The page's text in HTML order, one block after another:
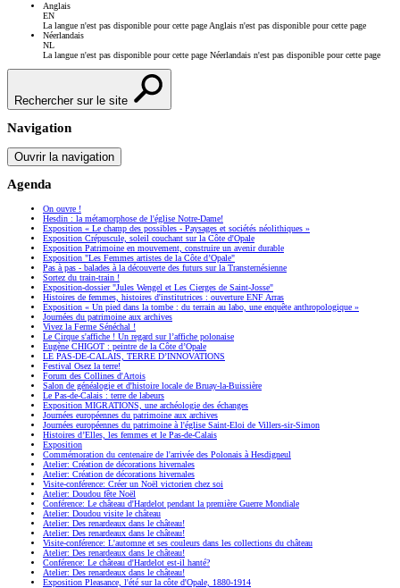
Anglais
EN
La langue n'est pas disponible pour cette page Anglais n'est pas disponible pour cette page
Néerlandais
NL
La langue n'est pas disponible pour cette page Néerlandais n'est pas disponible pour cette page
Rechercher sur le site
Navigation
Ouvrir la navigation
Agenda
On ouvre !
Hesdin : la métamorphose de l'église Notre-Dame!
Exposition « Le champ des possibles - Paysages et sociétés néolithiques »
Exposition Crépuscule, soleil couchant sur la Côte d'Opale
Exposition Patrimoine en mouvement, construire un avenir durable
Exposition "Les Femmes artistes de la Côte d’Opale"
Pas à pas - balades à la découverte des futurs sur la Transternésienne
Sortez du train-train !
Exposition-dossier "Jules Wengel et Les Cierges de Saint-Josse"
Histoires de femmes, histoires d'institutrices : ouverture ENF Arras
Exposition « Un pied dans la tombe : du terrain au labo, une enquête anthropologique »
Journées du patrimoine aux archives
Vivez la Ferme Sénéchal !
Le Cirque s'affiche ! Un regard sur l’affiche polonaise
Eugène CHIGOT : peintre de la Côte d’Opale
LE PAS-DE-CALAIS, TERRE D’INNOVATIONS
Festival Osez la terre!
Forum des Collines d'Artois
Salon de généalogie et d'histoire locale de Bruay-la-Buissière
Le Pas-de-Calais : terre de labeurs
Exposition MIGRATIONS, une archéologie des échanges
Journées européennes du patrimoine aux archives
Journées européennes du patrimoine à l'église Saint-Eloi de Villers-sir-Simon
Histoires d’Elles, les femmes et le Pas-de-Calais
Exposition
Commémoration du centenaire de l'arrivée des Polonais à Hesdigneul
Atelier: Création de décorations hivernales
Atelier: Création de décorations hivernales
Visite-conférence: Créer un Noël victorien chez soi
Atelier: Doudou fête Noël
Conférence: Le château d'Hardelot pendant la première Guerre Mondiale
Atelier: Doudou visite le château
Atelier: Des renardeaux dans le château!
Atelier: Des renardeaux dans le château!
Visite-conférence: L'automne et ses couleurs dans les collections du château
Atelier: Des renardeaux dans le château!
Conférence: Le château d'Hardelot est-il hanté?
Atelier: Des renardeaux dans le château!
Exposition Pleasance, l'été sur la côte d'Opale, 1880-1914